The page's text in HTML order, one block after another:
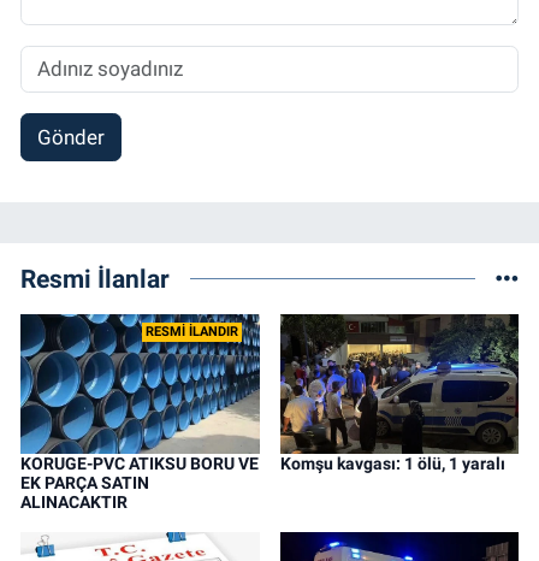
Gönder
Resmi İlanlar
RESMİ İLANDIR
KORUGE-PVC ATIKSU BORU VE
EK PARÇA SATIN
ALINACAKTIR
Komşu kavgası: 1 ölü, 1 yaralı